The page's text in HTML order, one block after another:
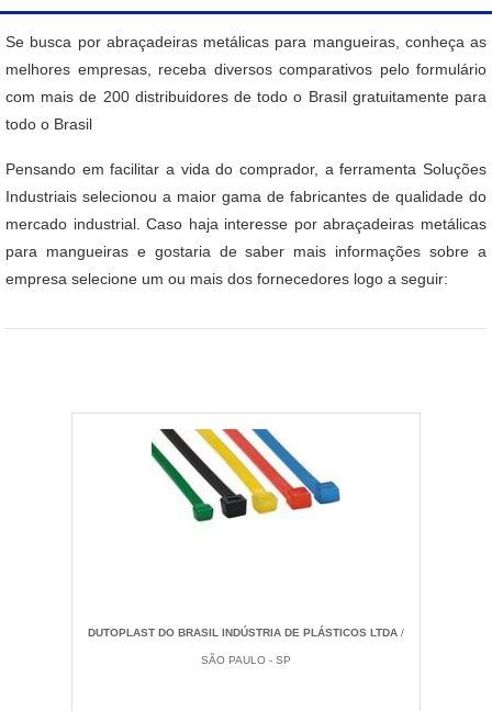
Se busca por abraçadeiras metálicas para mangueiras, conheça as
melhores empresas, receba diversos comparativos pelo formulário
com mais de 200 distribuidores de todo o Brasil gratuitamente para
todo o Brasil
Pensando em facilitar a vida do comprador, a ferramenta Soluções
Industriais selecionou a maior gama de fabricantes de qualidade do
mercado industrial. Caso haja interesse por abraçadeiras metálicas
para mangueiras e gostaria de saber mais informações sobre a
empresa selecione um ou mais dos fornecedores logo a seguir:
DUTOPLAST DO BRASIL INDÚSTRIA DE PLÁSTICOS LTDA /
SÃO PAULO - SP